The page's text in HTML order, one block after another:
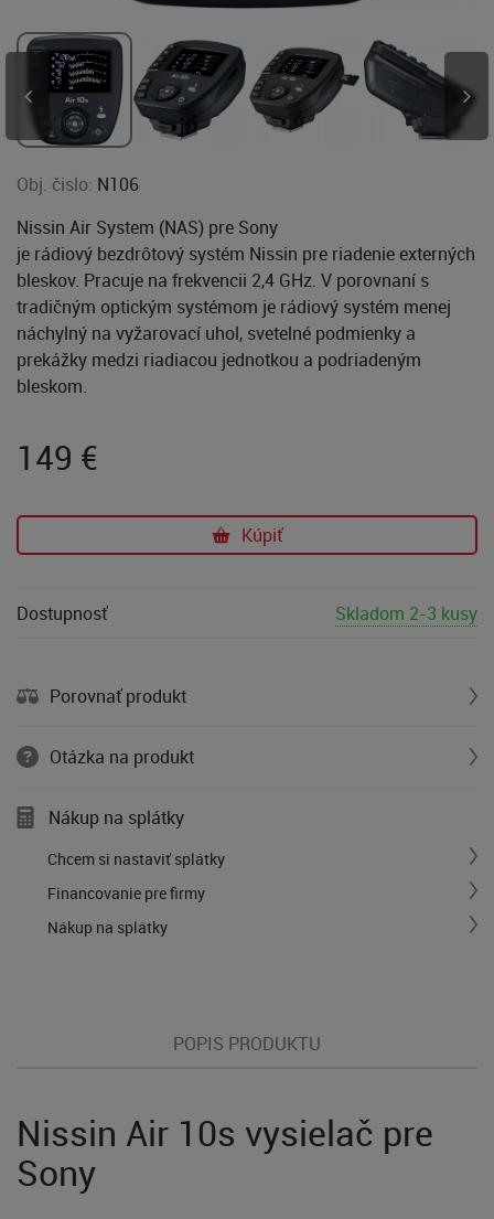
Obj. čislo: N106
Nissin Air System (NAS) pre Sony
je rádiový bezdrôtový systém Nissin pre riadenie externých
bleskov. Pracuje na frekvencii 2,4 GHz. V porovnaní s
tradičným optickým systémom je rádiový systém menej
náchylný na vyžarovací uhol, svetelné podmienky a
prekážky medzi riadiacou jednotkou a podriadeným
bleskom.
149 €
Kúpiť
Dostupnosť Skladom 2-3 kusy
Porovnať produkt
Otázka na produkt
Nákup na splátky
Chcem si nastaviť splátky
Financovanie pre firmy
Nákup na splátky
POPIS PRODUKTU
Nissin Air 10s vysielač pre
Sony